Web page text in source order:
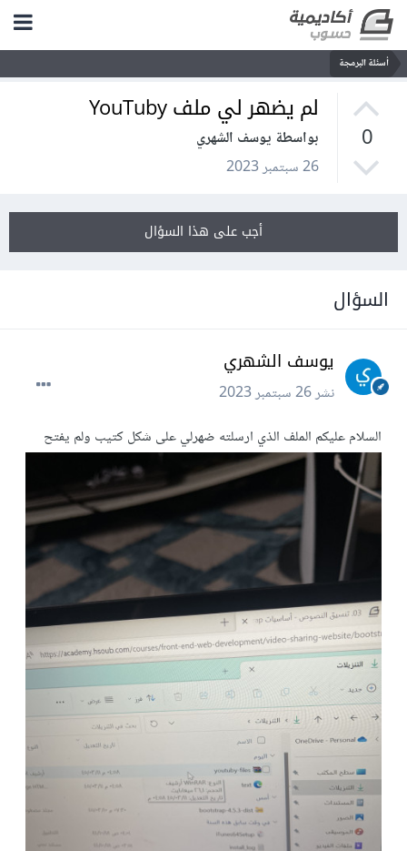
أسئلة البرمجة
0
لم يضهر لي ملف YouTuby
بواسطة يوسف الشهري
26 سبتمبر 2023
أجب على هذا السؤال
السؤال
يوسف الشهري
نشر26 سبتمبر 2023
السلام عليكم الملف الذي ارسلته ضهرلي على شكل كتيب ولم يفتح